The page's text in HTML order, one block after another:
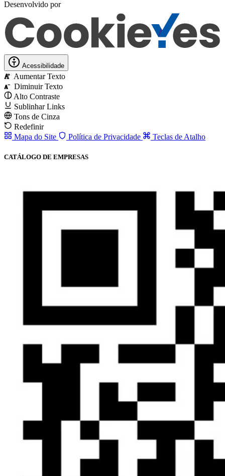
Desenvolvido por
Acessibilidade
A Aumentar Texto
A
Diminuir Texto
Alto Contraste
Sublinhar Links
Tons de Cinza
Redefinir
Mapa do Site
Política de Privacidade Teclas de Atalho
CATÁLOGO DE EMPRESAS